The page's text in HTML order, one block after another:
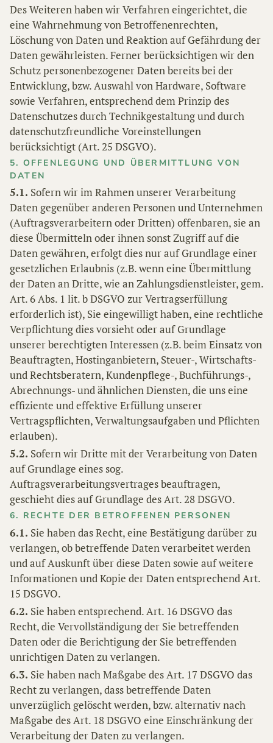
Des Weiteren haben wir Verfahren eingerichtet, die
eine Wahrnehmung von Betroffenenrechten,
Löschung von Daten und Reaktion auf Gefährdung der
Daten gewährleisten. Ferner berücksichtigen wir den
Schutz personenbezogener Daten bereits bei der
Entwicklung, bzw. Auswahl von Hardware, Software
sowie Verfahren, entsprechend dem Prinzip des
Datenschutzes durch Technikgestaltung und durch
datenschutzfreundliche Voreinstellungen
berücksichtigt (Art. 25 DSGVO).
5. OFFENLEGUNG UND ÜBERMITTLUNG VON
DATEN
5.1. Sofern wir im Rahmen unserer Verarbeitung
Daten gegenüber anderen Personen und Unternehmen
(Auftragsverarbeitern oder Dritten) offenbaren, sie an
diese Übermitteln oder ihnen sonst Zugriff auf die
Daten gewähren, erfolgt dies nur auf Grundlage einer
gesetzlichen Erlaubnis (z.B. wenn eine Übermittlung
der Daten an Dritte, wie an Zahlungsdienstleister, gem.
Art. 6 Abs. 1 lit. b DSGVO zur Vertragserfüllung
erforderlich ist), Sie eingewilligt haben, eine rechtliche
Verpflichtung dies vorsieht oder auf Grundlage
unserer berechtigten Interessen (z.B. beim Einsatz von
Beauftragten, Hostinganbietern, Steuer-, Wirtschafts-
und Rechtsberatern, Kundenpflege-, Buchführungs-,
Abrechnungs- und ähnlichen Diensten, die uns eine
effiziente und effektive Erfüllung unserer
Vertragspflichten, Verwaltungsaufgaben und Pflichten
erlauben).
5.2. Sofern wir Dritte mit der Verarbeitung von Daten
auf Grundlage eines sog.
Auftragsverarbeitungsvertrages beauftragen,
geschieht dies auf Grundlage des Art. 28 DSGVO.
6. RECHTE DER BETROFFENEN PERSONEN
6.1. Sie haben das Recht, eine Bestätigung darüber zu
verlangen, ob betreffende Daten verarbeitet werden
und auf Auskunft über diese Daten sowie auf weitere
Informationen und Kopie der Daten entsprechend Art.
15 DSGVO.
6.2. Sie haben entsprechend. Art. 16 DSGVO das
Recht, die Vervollständigung der Sie betreffenden
Daten oder die Berichtigung der Sie betreffenden
unrichtigen Daten zu verlangen.
6.3. Sie haben nach Maßgabe des Art. 17 DSGVO das
Recht zu verlangen, dass betreffende Daten
unverzüglich gelöscht werden, bzw. alternativ nach
Maßgabe des Art. 18 DSGVO eine Einschränkung der
Verarbeitung der Daten zu verlangen.